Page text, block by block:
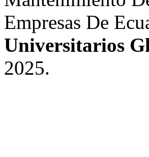
Empresas De
Universitarios
2025.